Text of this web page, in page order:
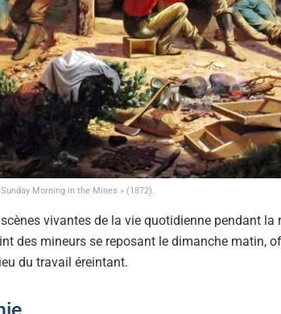
Sunday Morning in the Mines » (1872).
vivantes de la vie quotidienne pendant la
des mineurs se reposant le dimanche matin,
du travail éreintant.